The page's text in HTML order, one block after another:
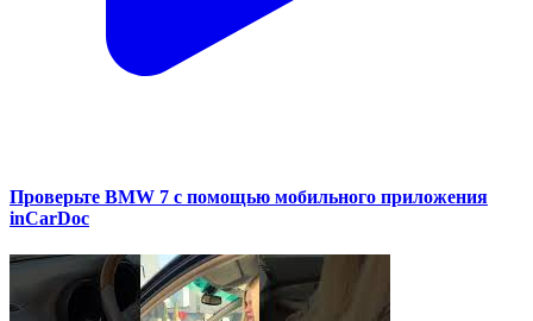
Проверьте BMW 7 с помощью мобильного приложения
inCarDoc